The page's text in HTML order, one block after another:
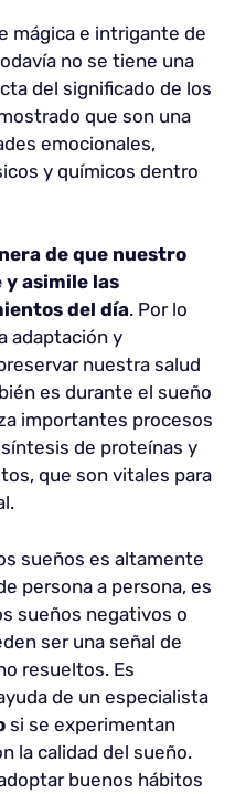
mágica e intrigante de
no se tiene una
del significado de los
que son una
emocionales,
y químicos dentro
de que nuestro
asimile las
del día. Por lo
adaptación y
nuestra salud
es durante el sueño
importantes procesos
de proteínas y
que son vitales para
sueños es altamente
persona a persona, es
sueños negativos o
ser una señal de
resueltos. Es
de un especialista
si se experimentan
la calidad del sueño.
buenos hábitos